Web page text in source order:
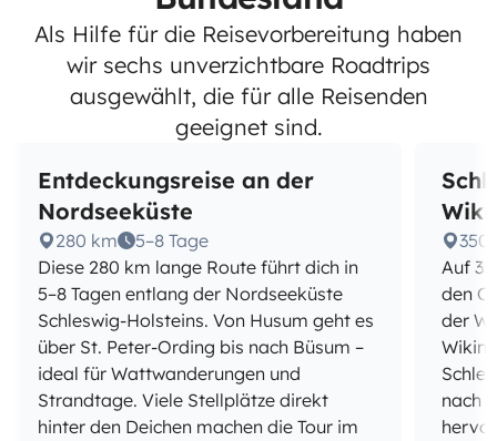
Als Hilfe für die Reisevorbereitung haben
wir sechs unverzichtbare Roadtrips
ausgewählt, die für alle Reisenden
geeignet sind.
Entdeckungsreise an der
Nordseeküste
280 km
5–8 Tage
Diese 280 km lange Route führt dich in
5–8 Tagen entlang der Nordseeküste
Schleswig-Holsteins. Von Husum geht es
über St. Peter-Ording bis nach Büsum –
ideal für Wattwanderungen und
Strandtage. Viele Stellplätze direkt
hinter den Deichen machen die Tour im
350
Auf
den
der
nach